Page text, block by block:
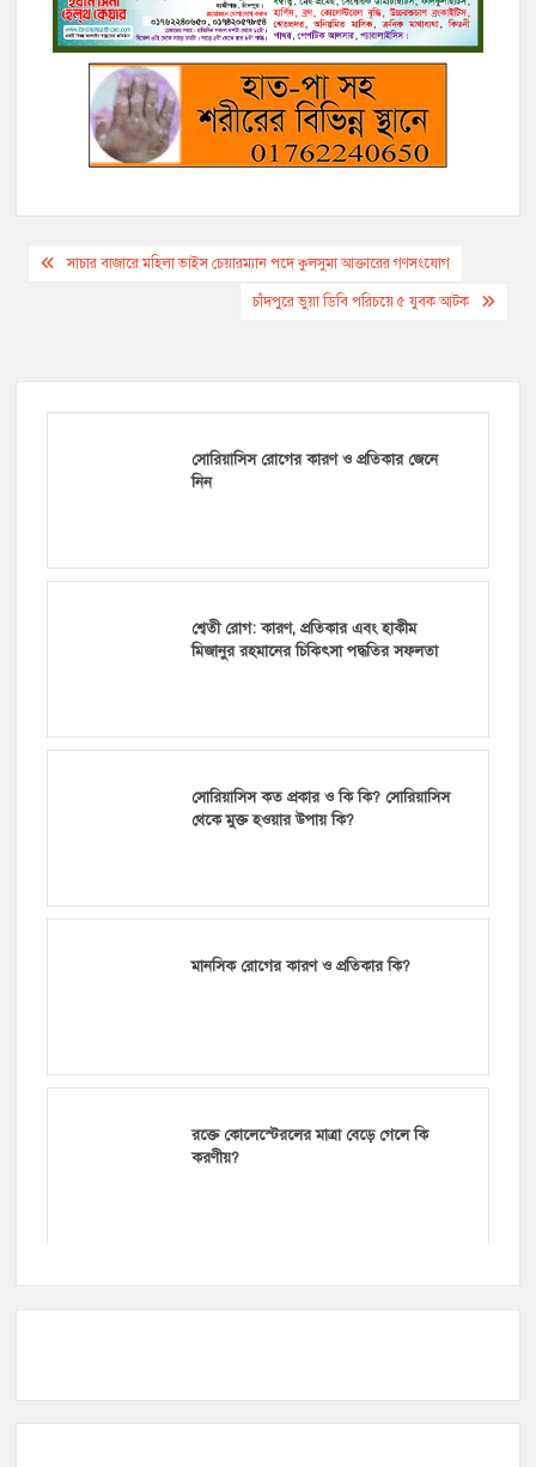
k
k
e
r
m
p
Postসাচার বাজারে মহিলা ভাইস চেয়ারম্যান পদে কুলসুমা আক্তারের গণসংযোগ
চাঁদপুরে ভুয়া ডিবি পরিচয়ে ৫ যুবক আটক
সোরিয়াসিস রোগের কারণ ও প্রতিকার জেনে
নিন
শ্বেতী রোগ: কারণ, প্রতিকার এবং হাকীম
মিজানুর রহমানের চিকিৎসা পদ্ধতির সফলতা
সোরিয়াসিস কত প্রকার ও কি কি? সোরিয়াসিস
থেকে মুক্ত হওয়ার উপায় কি?
মানসিক রোগের কারণ ও প্রতিকার কি?
রক্তে কোলেস্টেরলের মাত্রা বেড়ে গেলে কি
করণীয়?